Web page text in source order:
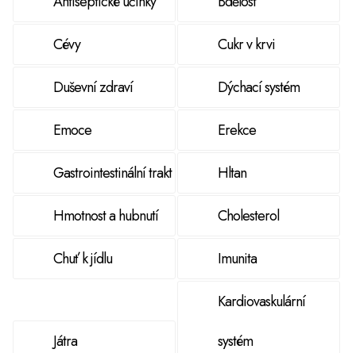
Cévy Cukr v krvi
Duševní zdraví Dýchací systém
Emoce Erekce
Gastrointestinální trakt Hltan
Hmotnost a hubnutí Cholesterol
Chuť k jídlu Imunita
Játra
Kardiovaskulární
systém